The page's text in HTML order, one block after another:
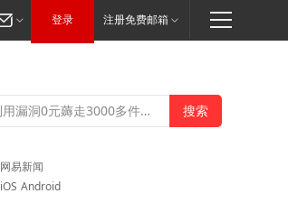
登录 注册免费邮箱
网易新闻
iOS Android